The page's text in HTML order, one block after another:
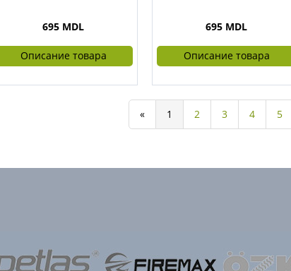
695 MDL
Описание товара
695 MDL
Описание товара
« 1 2 3 4 5